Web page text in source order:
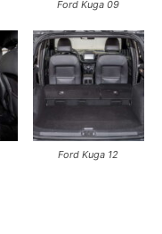
Ford Kuga 09
Ford Kuga 12